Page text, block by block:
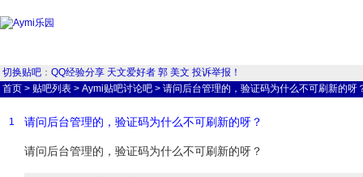
切换贴吧 ： QQ经验分享 天文爱好者 郭 美文 投诉举报！
首页 > 贴吧列表 > Aymi贴吧讨论吧 > 请问后台管理的，验证码为什么不可刷新的呀
1 请问后台管理的，验证码为什么不可刷新的呀？
请问后台管理的，验证码为什么不可刷新的呀？